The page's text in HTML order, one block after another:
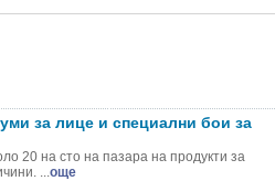
за лице и специални бои за
20 на сто на пазара на продукти за
...още